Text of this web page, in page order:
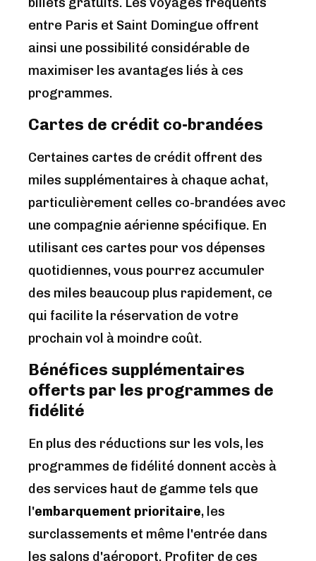
entre Paris et Saint Domingue offrent
ainsi une possibilité considérable de
maximiser les avantages liés à ces
programmes.
Cartes de crédit co-brandées
Certaines cartes de crédit offrent des
miles supplémentaires à chaque achat,
particulièrement celles co-brandées avec
une compagnie aérienne spécifique. En
utilisant ces cartes pour vos dépenses
quotidiennes, vous pourrez accumuler
des miles beaucoup plus rapidement, ce
qui facilite la réservation de votre
prochain vol à moindre coût.
Bénéfices supplémentaires
offerts par les programmes de
fidélité
En plus des réductions sur les vols, les
programmes de fidélité donnent accès à
des services haut de gamme tels que
l'embarquement prioritaire, les
surclassements et même l'entrée dans
les salons d'aéroport. Profiter de ces